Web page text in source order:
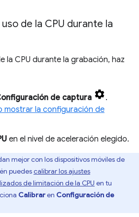
de la CPU durante la
la CPU durante la grabación, haz
de captura
.
mostrar la configuración de
en el nivel de aceleración elegido.
mejor con los dispositivos móviles de
puedescalibrar los ajustes
de limitación de la CPU en tu
Calibraren Configuración de